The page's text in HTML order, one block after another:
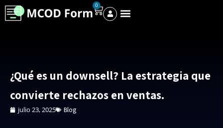
0
¿Qué es un downsell? La estrategia que
convierte rechazos en ventas.
julio 23, 2025 Blog